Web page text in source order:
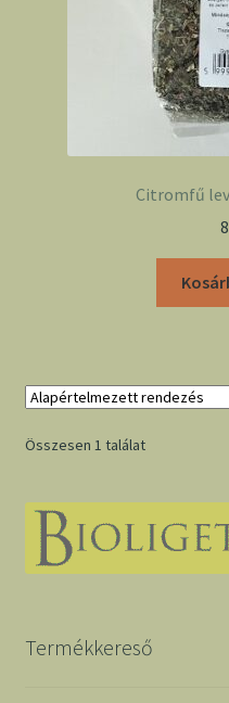
Citromfű
Összesen 1 találat
Termékkereső